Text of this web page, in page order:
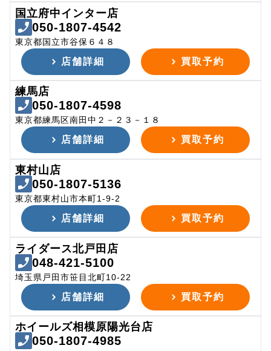
国立府中インター店
050-1807-4542
東京都国立市谷保６４８
店舗詳細 買取予約
練馬店
050-1807-4598
東京都練馬区南田中２－２３－１８
店舗詳細 買取予約
東村山店
050-1807-5136
東京都東村山市本町1-9-2
店舗詳細 買取予約
ライダース北戸田店
048-421-5100
埼玉県戸田市笹目北町10-22
店舗詳細 買取予約
ホイールズ相模原陽光台店
050-1807-4985